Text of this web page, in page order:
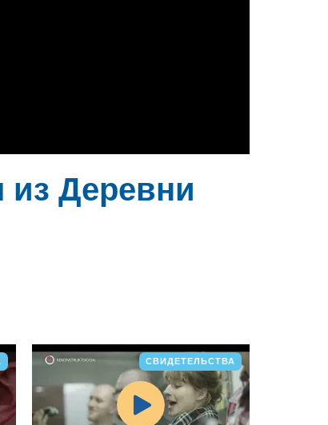
Деревни
СВИДЕТЕЛЬСТВА